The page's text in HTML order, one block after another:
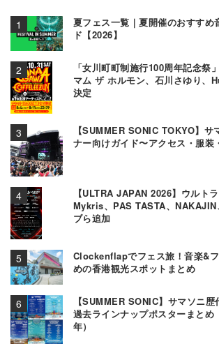
夏フェス一覧｜夏開催のおすすめ
ド【2026】
「女川町町制施行100周年記念祭
マム ザ ホルモン、石川さゆり、
決定
【SUMMER SONIC TOKYO】サ
ナー向けガイド〜アクセス・服装
【ULTRA JAPAN 2026】ウルト
Mykris、PAS TASTA、NAKAJIN
ブら追加
Clockenflapでフェス旅！音楽&
めの香港観光スポットまとめ
【SUMMER SONIC】サマソニ
過去ラインナップポスターまとめ
年）